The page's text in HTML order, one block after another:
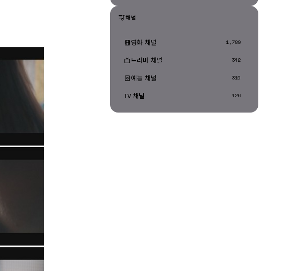
채널
영화 채널 1,789
드라마 채널 342
예능 채널 310
TV 채널 126